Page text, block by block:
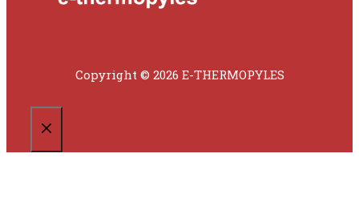
Copyright © 2026 E-THERMOPYLES